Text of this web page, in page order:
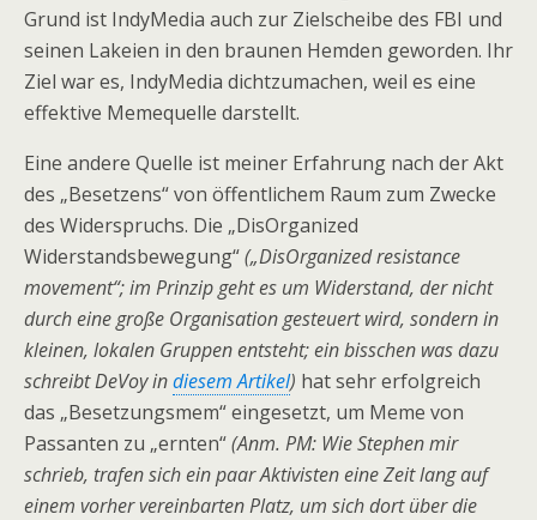
Grund ist IndyMedia auch zur Zielscheibe des FBI und
seinen Lakeien in den braunen Hemden geworden. Ihr
Ziel war es, IndyMedia dichtzumachen, weil es eine
effektive Memequelle darstellt.
Eine andere Quelle ist meiner Erfahrung nach der Akt
des „Besetzens“ von öffentlichem Raum zum Zwecke
des Widerspruchs. Die „DisOrganized
Widerstandsbewegung“(„DisOrganized resistance
movement“; im Prinzip geht es um Widerstand, der nicht
durch eine große Organisation gesteuert wird, sondern in
kleinen, lokalen Gruppen entsteht; ein bisschen was dazu
schreibt DeVoy indiesem Artikel) hat sehr erfolgreich
das „Besetzungsmem“ eingesetzt, um Meme von
Passanten zu „ernten“(Anm. PM: Wie Stephen mir
schrieb, trafen sich ein paar Aktivisten eine Zeit lang auf
einem vorher vereinbarten Platz, um sich dort über die